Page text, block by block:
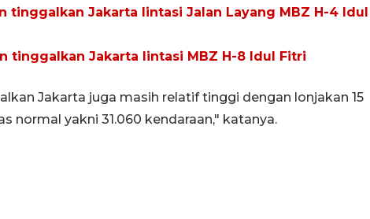
tinggalkan Jakarta lintasi Jalan Layang MBZ H-4 Idul
tinggalkan Jakarta lintasi MBZ H-8 Idul Fitri
Jakarta juga masih relatif tinggi dengan lonjakan 15
normal yakni 31.060 kendaraan," katanya.